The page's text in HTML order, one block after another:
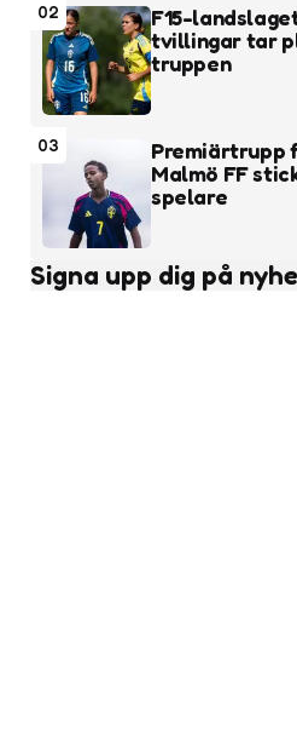
02
F15-
tvillingar tar
truppen
03
Premiärtrupp
Malmö FF
spelare
Signa upp dig på